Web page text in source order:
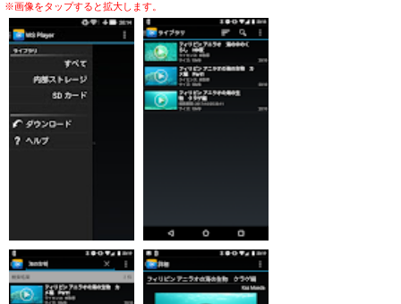
※画像をタップすると拡大します。